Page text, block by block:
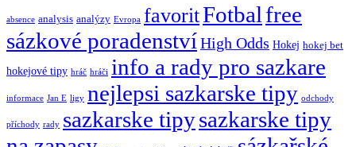
absence analysis analýzy Evropa favoritFotbal free
sázkové poradenstvíHigh Odds Hokej hokej bet
hokejové tipy hráč hráči info a rady pro sazkare
informace Jan E ligy nejlepsi sazkarske tipy odchody
příchody rady sazkarske tipysazkarske tipy